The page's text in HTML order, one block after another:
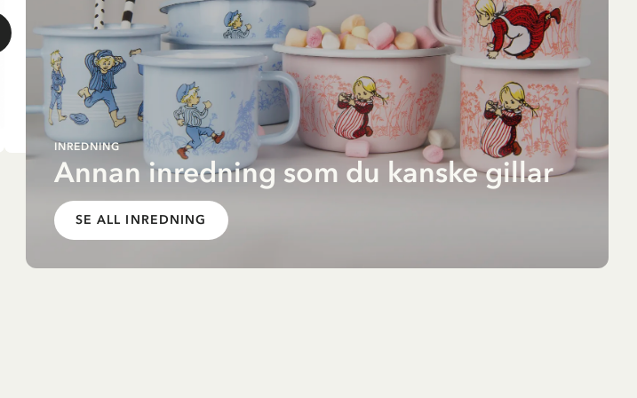
INREDNING
Annan inredning som du kanske gillar
SE ALL INREDNING
LÄGG I VARUKORG
Termosflaska Pippi i nattsärk - Lila
PIPPI LÅNGSTRUMP
279.65 SEK329.00 SEK